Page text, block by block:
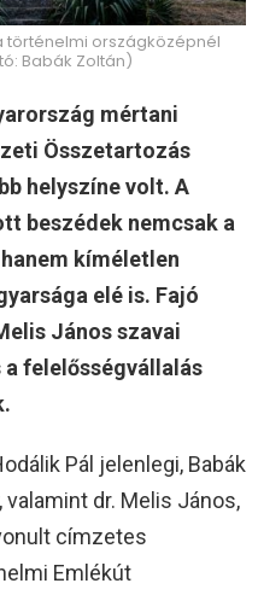
történelmi országközépnél
Babák Zoltán)
mértani
Összetartozás
helyszíne volt. A
beszédek nemcsak a
kíméletlen
elé is. Fajó
János szavai
a felelősségvállalás
Pál jelenlegi, Babák
dr. Melis János,
címzetes
Emlékút